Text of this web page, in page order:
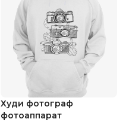
Худи фотограф
фотоаппарат